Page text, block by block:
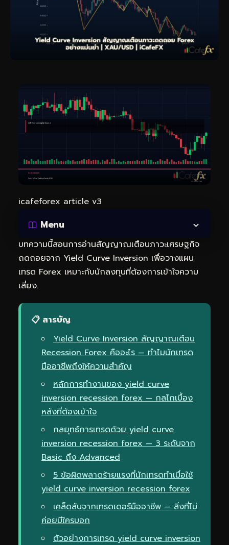
icafeforex article v3
Menu
บทความนี้สอนการอ่านสัญญาณเตือนภาวะเศรษฐกิจ
ถดถอยจาก Yield Curve Inversion เพื่อวางแผน
เทรด Forex เหมาะกับนักลงทุนที่ต้องการเข้าใจความ
เสี่ยง.
📋 สารบัญ
Yield Curve Inversion สัญญาณเตือน
Recession Forex คืออะไร — ทำไมนักเทรด
มืออาชีพถึงให้ความสำคัญ
หลักการทำงานของ yield curve
inversion recession forex — กลไกเบื้อง
หลังที่ต้องเข้าใจ
กลยุทธ์การเทรดด้วย yield curve
inversion recession forex — 3 ระดับจาก
Basic ถึง Advanced
5 ข้อผิดพลาดร้ายแรงที่นักเทรดทำเมื่อใช้
yield curve inversion recession forex
เคล็ดลับจากเทรดเดอร์มืออาชีพ — สิ่งที่ไม่
ค่อยมีใครบอก
ตัวอย่างการเทรด yield curve inversion